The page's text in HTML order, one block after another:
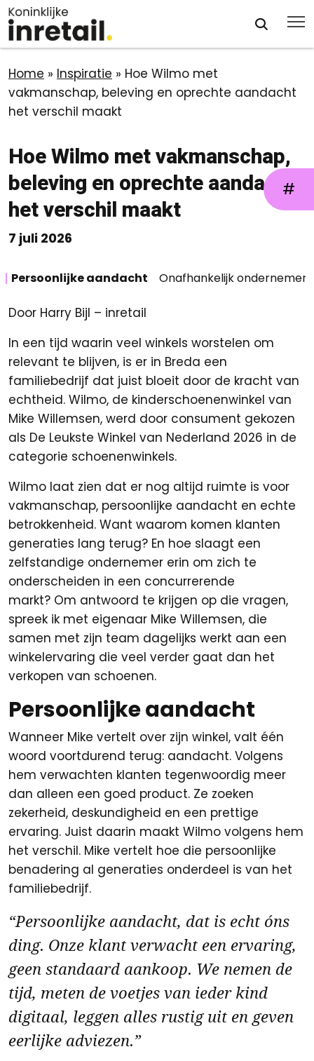
Home » Inspiratie » Hoe Wilmo met
vakmanschap, beleving en oprechte aandacht
het verschil maakt
Hoe Wilmo met vakmanschap,
beleving en oprechte aandacht
het verschil maakt
7 juli 2026
Door Harry Bijl – inretail
In een tijd waarin veel winkels worstelen om
relevant te blijven, is er in Breda een
familiebedrijf dat juist bloeit door de kracht van
echtheid. Wilmo, de kinderschoenenwinkel van
Mike Willemsen, werd door consument gekozen
als De Leukste Winkel van Nederland 2026 in de
categorie schoenenwinkels.
Wilmo laat zien dat er nog altijd ruimte is voor
vakmanschap, persoonlijke aandacht en echte
betrokkenheid. Want waarom komen klanten
generaties lang terug? En hoe slaagt een
zelfstandige ondernemer erin om zich te
onderscheiden in een concurrerende
markt? Om antwoord te krijgen op die vragen,
spreek ik met eigenaar Mike Willemsen, die
samen met zijn team dagelijks werkt aan een
winkelervaring die veel verder gaat dan het
verkopen van schoenen.
Persoonlijke aandacht
Wanneer Mike vertelt over zijn winkel, valt één
woord voortdurend terug: aandacht. Volgens
hem verwachten klanten tegenwoordig meer
dan alleen een goed product. Ze zoeken
zekerheid, deskundigheid en een prettige
ervaring. Juist daarin maakt Wilmo volgens hem
het verschil. Mike vertelt hoe die persoonlijke
benadering al generaties onderdeel is van het
familiebedrijf.
“Persoonlijke aandacht, dat is echt óns
ding. Onze klant verwacht een ervaring,
geen standaard aankoop. We nemen de
tijd, meten de voetjes van ieder kind
digitaal, leggen alles rustig uit en geven
eerlijke adviezen.”
Persoonlijke aandacht Onafhankelijk ondernemen
#